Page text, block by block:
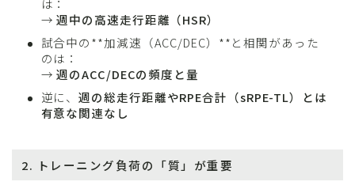
→週中の高速走行距離（HSR）
試合中の**加減速（ACC/DEC）**と相関があった
のは：
→週のACC/DECの頻度と量
逆に、週の総走行距離やRPE合計（sRPE-TL）とは
有意な関連なし
2. トレーニング負荷の「質」が重要